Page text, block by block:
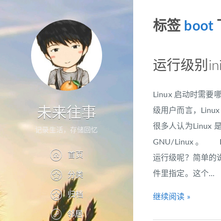
未来往事
记录生活，存储回忆
首页
分类
归档
邻居
标签 boot
运行级别
Linux 启动时需要
级用户而言，
很多人认为Linux
GNU/Linux 。
运行级呢？简单的
件里指定。这个...
继续阅读 »